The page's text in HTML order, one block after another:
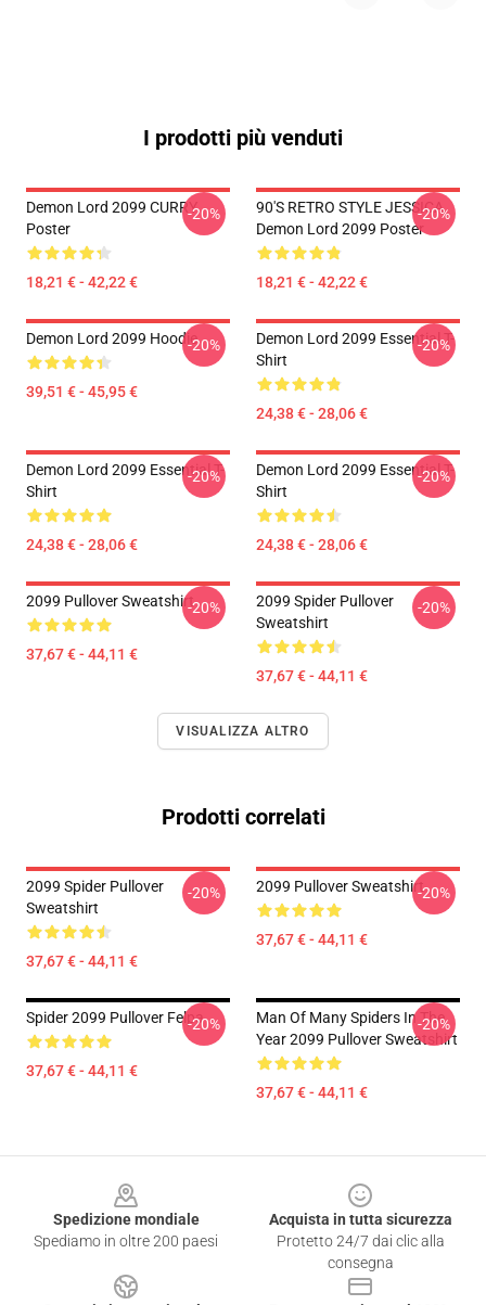
I prodotti più venduti
Demon Lord 2099 CURRY
Poster
18,21 € - 42,22 €
-20%
90'S RETRO STYLE JESSICA
Demon Lord 2099 Poster
18,21 € - 42,22 €
-20%
Demon Lord 2099 Hoodie
39,51 € - 45,95 €
-20%
Demon Lord 2099 Essential T-
Shirt
24,38 € - 28,06 €
-20%
Demon Lord 2099 Essential T-
Shirt
24,38 € - 28,06 €
-20%
Demon Lord 2099 Essential T-
Shirt
24,38 € - 28,06 €
-20%
2099 Pullover Sweatshirt
37,67 € - 44,11 €
-20%
2099 Spider Pullover
Sweatshirt
37,67 € - 44,11 €
-20%
VISUALIZZA ALTRO
Prodotti correlati
2099 Spider Pullover
Sweatshirt
37,67 € - 44,11 €
-20% 2099 Pullover Sweatshirt
37,67 € - 44,11 €
-20%
Spider 2099 Pullover Felpa
37,67 € - 44,11 €
-20%
Man Of Many Spiders In The
Year 2099 Pullover Sweatshirt
37,67 € - 44,11 €
-20%
Spedizione mondiale
Spediamo in oltre 200 paesi
Acquista in tutta sicurezza
Protetto 24/7 dai clic alla
consegna